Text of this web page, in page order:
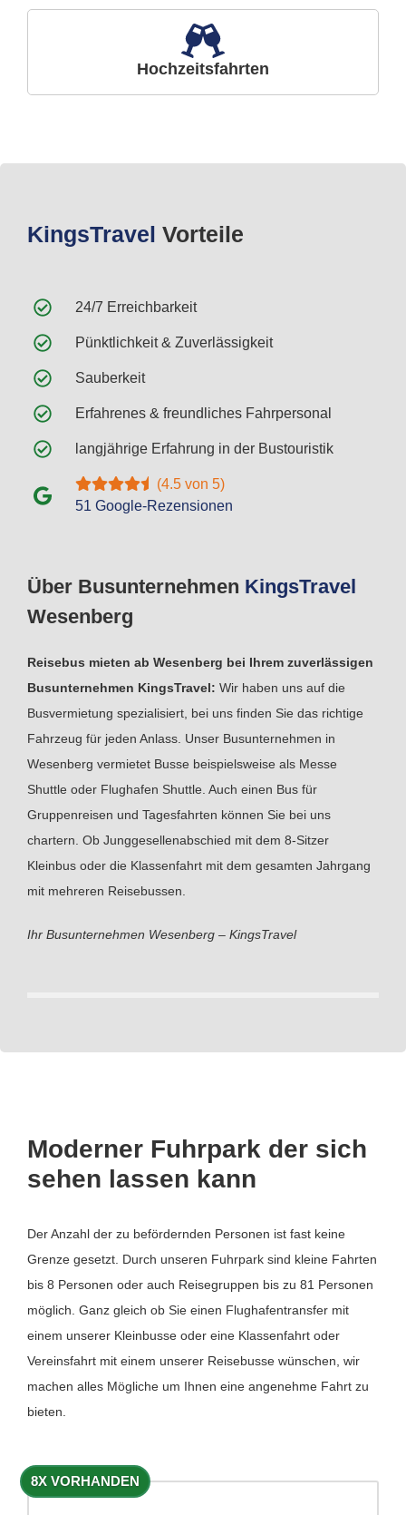
Hochzeitsfahrten
Über Busunternehmen KingsTravel
Wesenberg
Reisebus mieten ab Wesenberg bei Ihrem zuverlässigen
Busunternehmen KingsTravel: Wir haben uns auf die
Busvermietung spezialisiert, bei uns finden Sie das richtige
Fahrzeug für jeden Anlass. Unser Busunternehmen in
Wesenberg vermietet Busse beispielsweise als Messe
Shuttle oder Flughafen Shuttle. Auch einen Bus für
Gruppenreisen und Tagesfahrten können Sie bei uns
chartern. Ob Junggesellenabschied mit dem 8-Sitzer
Kleinbus oder die Klassenfahrt mit dem gesamten Jahrgang
mit mehreren Reisebussen.
Ihr Busunternehmen Wesenberg – KingsTravel
KingsTravel Vorteile
24/7 Erreichbarkeit
Pünktlichkeit & Zuverlässigkeit
Sauberkeit
Erfahrenes & freundliches Fahrpersonal
langjährige Erfahrung in der Bustouristik
(4.5 von 5)
51 Google-Rezensionen
Moderner Fuhrpark der sich
sehen lassen kann
Der Anzahl der zu befördernden Personen ist fast keine
Grenze gesetzt. Durch unseren Fuhrpark sind kleine Fahrten
bis 8 Personen oder auch Reisegruppen bis zu 81 Personen
möglich. Ganz gleich ob Sie einen Flughafentransfer mit
einem unserer Kleinbusse oder eine Klassenfahrt oder
Vereinsfahrt mit einem unserer Reisebusse wünschen, wir
machen alles Mögliche um Ihnen eine angenehme Fahrt zu
bieten.
8X VORHANDEN